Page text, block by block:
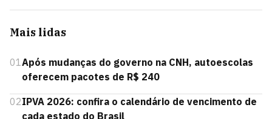
Mais lidas
01Após mudanças do governo na CNH, autoescolas
oferecem pacotes de R$ 240
02IPVA 2026: confira o calendário de vencimento de
cada estado do Brasil